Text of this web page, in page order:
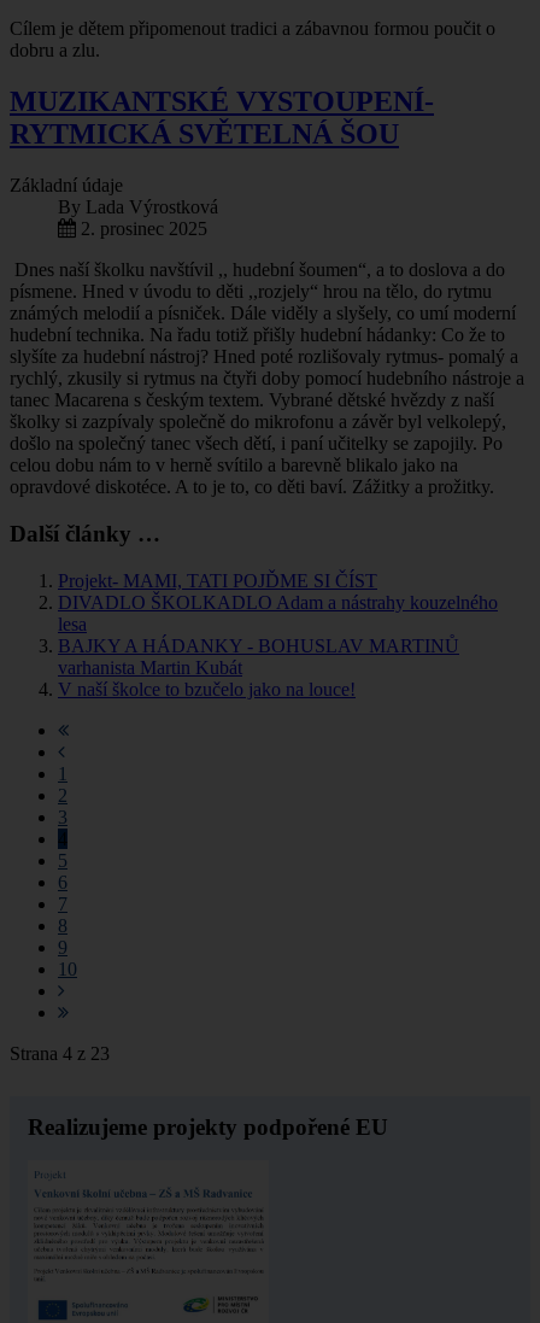
Cílem je dětem připomenout tradici a zábavnou formou poučit o
dobru a zlu.
MUZIKANTSKÉ VYSTOUPENÍ-
RYTMICKÁ SVĚTELNÁ ŠOU
Základní údaje
By Lada Výrostková
2. prosinec 2025
Dnes naší školku navštívil ,, hudební šoumen“, a to doslova a do
písmene. Hned v úvodu to děti ,,rozjely“ hrou na tělo, do rytmu
známých melodií a písniček. Dále viděly a slyšely, co umí moderní
hudební technika. Na řadu totiž přišly hudební hádanky: Co že to
slyšíte za hudební nástroj­? Hned poté rozlišovaly rytmus- pomalý a
rychlý, zkusily si rytmus na čtyři doby pomocí hudebního nástroje a
tanec Macarena s českým textem. Vybrané dětské hvězdy z naší
školky si zazpívaly společně do mikrofonu a závěr byl velkolepý,
došlo na společný tanec všech dětí, i paní učitelky se zapojily. Po
celou dobu nám to v herně svítilo a barevně blikalo jako na
opravdové diskotéce. A to je to, co děti baví. Zážitky a prožitky.
Další články …
Projekt- MAMI, TATI POJĎME SI ČÍST
DIVADLO ŠKOLKADLO Adam a nástrahy kouzelného
lesa
BAJKY A HÁDANKY - BOHUSLAV MARTINŮ
varhanista Martin Kubát
V naší školce to bzučelo jako na louce!
1
2
3
4
5
6
7
8
9
10
Strana 4 z 23
Realizujeme projekty podpořené EU